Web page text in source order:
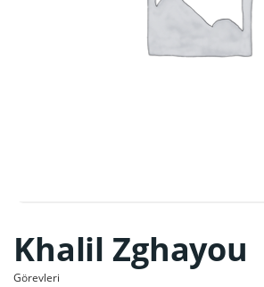
Khalil Zghayou
Görevleri